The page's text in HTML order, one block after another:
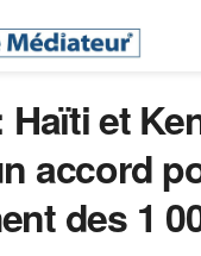
et
accord
des 1